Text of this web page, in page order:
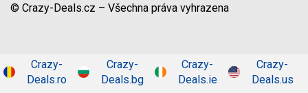
© Crazy-Deals.cz – Všechna práva vyhrazena
Crazy-
Deals.ro
Crazy-
Deals.bg
Crazy-
Deals.ie
Crazy-
Deals.us